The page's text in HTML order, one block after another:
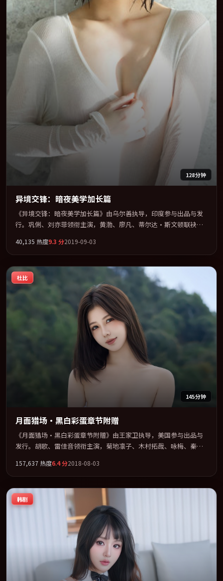
128分钟
异境交锋：暗夜美学加长篇
《异境交锋：暗夜美学加长篇》由乌尔善执导，印度参与出品与发
行。巩俐、刘亦菲领衔主演，黄渤、廖凡、蒂尔达·斯文顿联袂出
疑」类型为骨架，在叙事、表演与视听上力求统一。定于 2019-09-
22 在内地院线及主流平台同步亮相，2019 年度话题片中口碑稳健，
适合喜欢强情节与人物弧光的观众完整观看。
40,135 热度9.3 分2019-09-03
杜比
145分钟
月面猎场·黑白彩蛋章节附赠
《月面猎场·黑白彩蛋章节附赠》由王家卫执导，美国参与出品与
发行。胡歌、雷佳音领衔主演，菊地凛子、木村拓哉、咏梅、秦昊
「奇幻」类型为骨架，在叙事、表演与视听上力求统一。定于
2018-01-15 在内地院线及主流平台同步亮相，2018 年度话题片中口
碑稳健，适合喜欢强情节与人物弧光的观众完整观看。
157,637 热度6.4分2018-08-03
韩剧